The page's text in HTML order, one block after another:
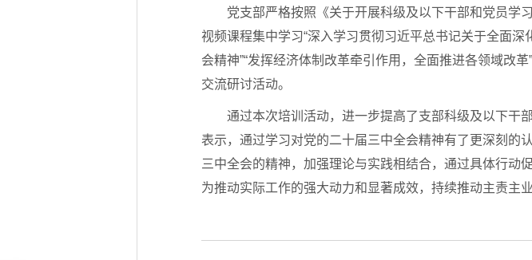
党支部严格按照《关于开展科级及以下干部和党员学
视频课程集中学习“深入学习贯彻习近平总书记关于全面
会精神”“发挥经济体制改革牵引作用，全面推进各领域改
交流研讨活动。
通过本次培训活动，进一步提高了支部科级及以下干
表示，通过学习对党的二十届三中全会精神有了更深刻的
三中全会的精神，加强理论与实践相结合，通过具体行动
为推动实际工作的强大动力和显著成效，持续推动主责主